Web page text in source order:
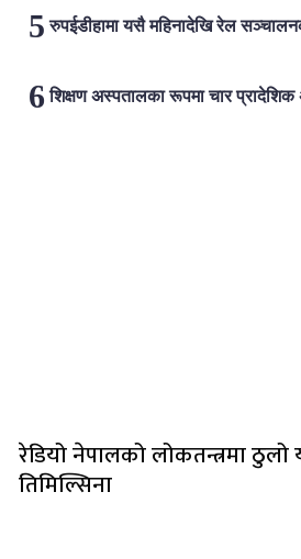
रुपईडीहामा यसै महिनादेखि रेल
शिक्षण अस्पतालका रूपमा चार प्रादेशिक
रेडियो नेपालको लोकतन्त्रमा ठुलो
तिमिल्सिना